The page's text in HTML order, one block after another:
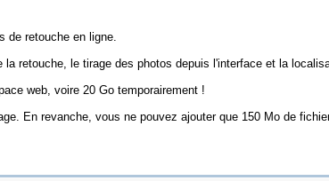
de retouche en ligne.
retouche, le tirage des photos depuis l'interface et la
web, voire 20 Go temporairement !
En revanche, vous ne pouvez ajouter que 150 Mo de